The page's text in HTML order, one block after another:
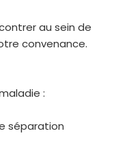
au sein de
convenance.
:
séparation